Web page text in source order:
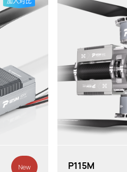
New P115M